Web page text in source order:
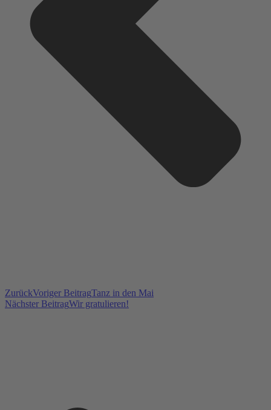
ZurückVoriger BeitragTanz in den Mai
Nächster BeitragWir gratulieren!